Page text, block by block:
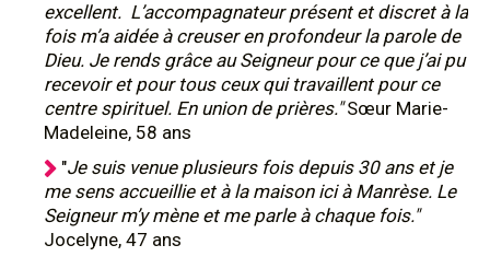
excellent. L’accompagnateur présent et discret à la
fois m’a aidée à creuser en profondeur la parole de
Dieu. Je rends grâce au Seigneur pour ce que j’ai pu
recevoir et pour tous ceux qui travaillent pour ce
centre spirituel. En union de prières."Sœur Marie-
Madeleine, 58 ans
"Je suis venue plusieurs fois depuis 30 ans et je
me sens accueillie et à la maison ici à Manrèse. Le
Seigneur m’y mène et me parle à chaque fois."
Jocelyne, 47 ans